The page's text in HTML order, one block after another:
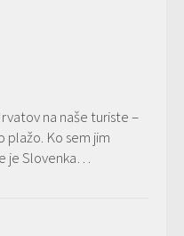
na naše turiste –
plažo. Ko sem jim
je Slovenka…